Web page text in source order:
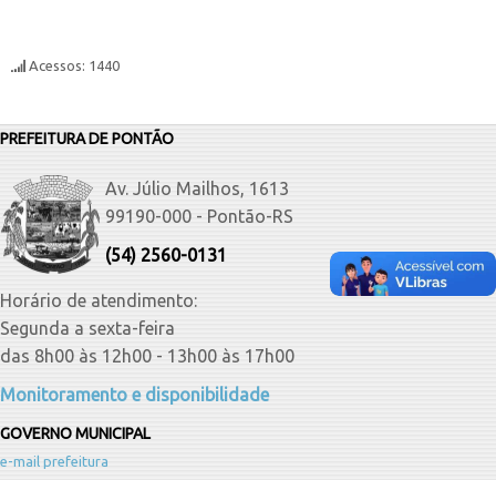
Acessos: 1440
PREFEITURA DE PONTÃO
Av. Júlio Mailhos, 1613
99190-000 - Pontão-RS
(54) 2560-0131
Horário de atendimento:
Segunda a sexta-feira
das 8h00 às 12h00 - 13h00 às 17h00
Monitoramento e disponibilidade
GOVERNO MUNICIPAL
e-mail prefeitura